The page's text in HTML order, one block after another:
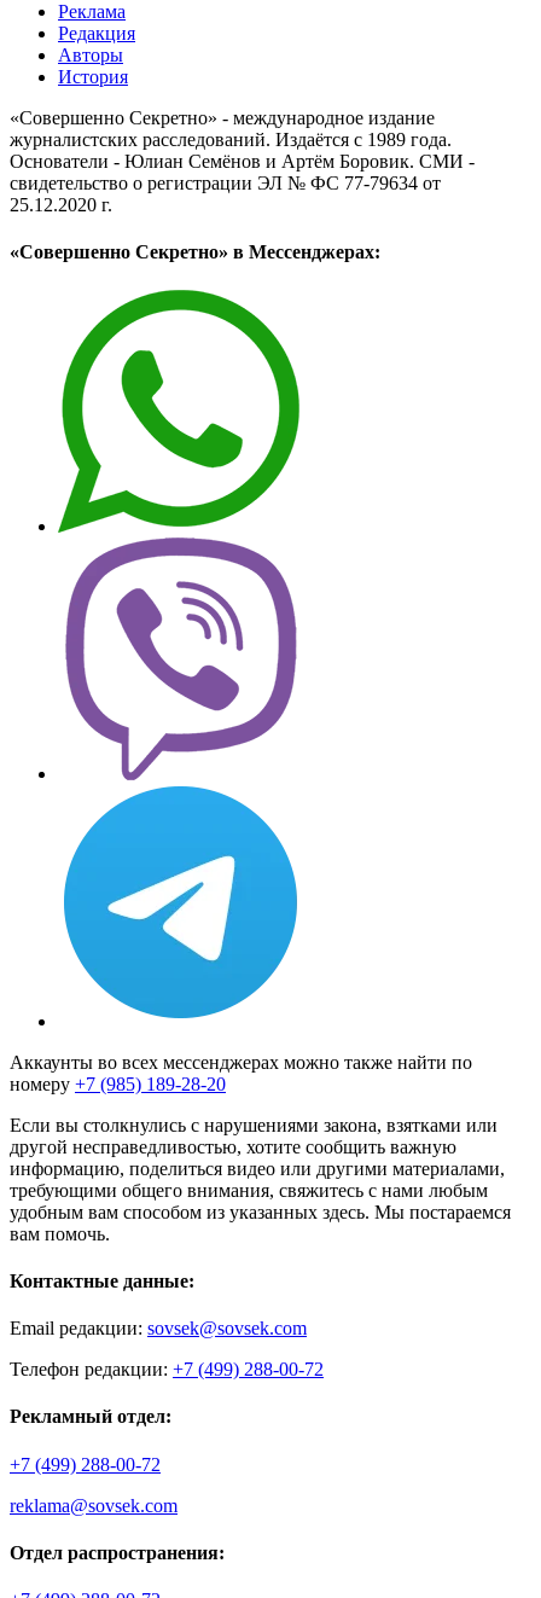
Реклама
Редакция
Авторы
История
«Совершенно Секретно» - международное издание
журналистских расследований. Издаётся с 1989 года.
Основатели - Юлиан Семёнов и Артём Боровик. CМИ -
свидетельство о регистрации ЭЛ № ФС 77-79634 от
25.12.2020 г.
«Совершенно Секретно» в Мессенджерах:
Аккаунты во всех мессенджерах можно также найти по
номеру +7 (985) 189-28-20
Если вы столкнулись с нарушениями закона, взятками или
другой несправедливостью, хотите сообщить важную
информацию, поделиться видео или другими материалами,
требующими общего внимания, свяжитесь с нами любым
удобным вам способом из указанных здесь. Мы постараемся
вам помочь.
Контактные данные:
Email редакции: sovsek@sovsek.com
Телефон редакции: +7 (499) 288-00-72
Рекламный отдел:
+7 (499) 288-00-72
reklama@sovsek.com
Отдел распространения: